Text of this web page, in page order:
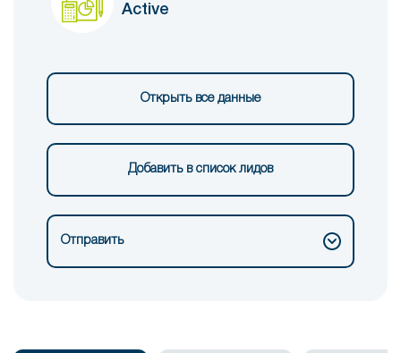
Active
Открыть все данные
Добавить в список лидов
Отправить